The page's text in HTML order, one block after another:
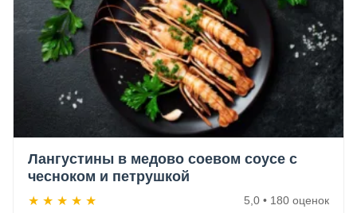
Лангустины в медово соевом соусе с
чесноком и петрушкой
★ ★ ★ ★ ★ 5,0 • 180 оценок